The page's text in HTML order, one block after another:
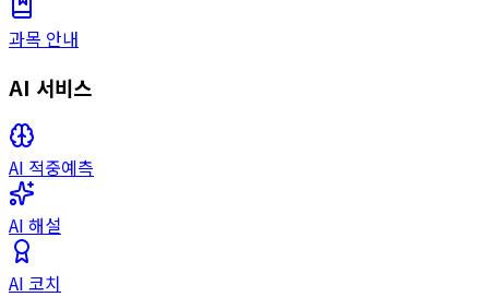
과목 안내
AI 서비스
AI 적중예측
AI 해설
AI 코치